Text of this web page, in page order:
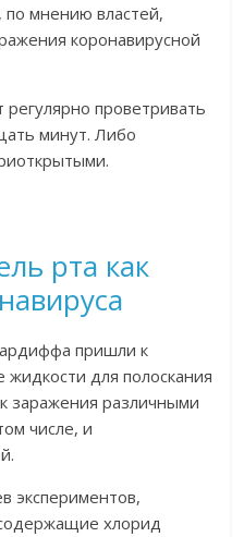
мнению властей,
коронавирусной
проветривать
минут. Либо
рта как
пришли к
жидкости для полоскания
заражения различными
числе, и
экспериментов,
хлорид